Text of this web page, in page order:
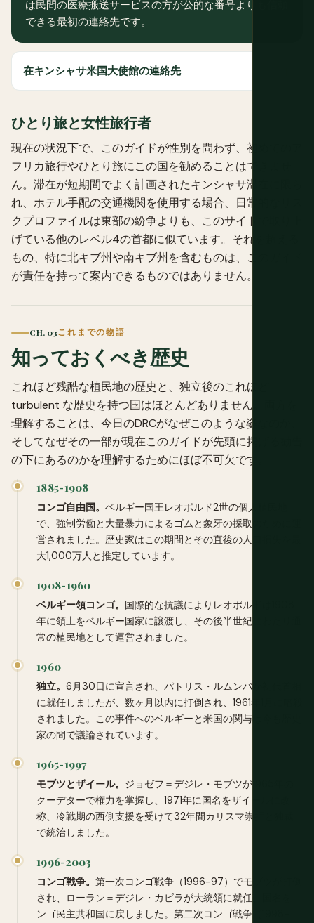
は民間の医療搬送サービスの方が公的な番号よりも信頼
できる最初の連絡先です。
在キンシャサ米国大使館の連絡先
ひとり旅と女性旅行者
現在の状況下で、このガイドが性別を問わず、初めてのア
フリカ旅行やひとり旅にこの国を勧めることはできませ
ん。滞在が短期間でよく計画されたキンシャサ滞在に限ら
れ、ホテル手配の交通機関を使用する場合、日常的なリス
クプロファイルは東部の紛争よりも、このサイトで取り上
げている他のレベル4の首都に似ています。それを超える
もの、特に北キブ州や南キブ州を含むものは、このガイド
が責任を持って案内できるものではありません。
CH. 03これまでの物語
知っておくべき歴史
これほど残酷な植民地の歴史と、独立後のこれほど
turbulent な歴史を持つ国はほとんどありません。両方を
理解することは、今日のDRCがなぜこのような姿なのか、
そしてなぜその一部が現在このガイドが先頭に掲げる勧告
の下にあるのかを理解するためにほぼ不可欠です。
1885-1908
コンゴ自由国。 ベルギー国王レオポルド2世の個人植民地
で、強制労働と大量暴力によるゴムと象牙の採取のために運
営されました。歴史家はこの期間とその直後の人口損失を最
大1,000万人と推定しています。
1908-1960
ベルギー領コンゴ。
国際的な抗議によりレオポルドは1908
年に領土をベルギー国家に譲渡し、その後半世紀にわたり通
常の植民地として運営されました。
1960
独立。 6月30日に宣言され、パトリス・ルムンバが初代首相
に就任しましたが、数ヶ月以内に打倒され、1961年1月に暗殺
されました。この事件へのベルギーと米国の関与は今も歴史
家の間で議論されています。
1965-1997
モブツとザイール。 ジョゼフ＝デジレ・モブツが1965年の
クーデターで権力を掌握し、1971年に国名をザイールに改
称、冷戦期の西側支援を受けて32年間カリスマ崇拝と独裁
で統治しました。
1996-2003
コンゴ戦争。 第一次コンゴ戦争（1996-97）でモブツが打倒
され、ローラン＝デジレ・カビラが大統領に就任、国名をコ
ンゴ民主共和国に戻しました。第二次コンゴ戦争（1998-